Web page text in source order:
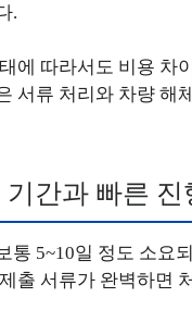
.
에 따라서도 비용 차
서류 처리와 차량 해
간과 빠른 진
통 5~10일 정도 소요
출 서류가 완벽하면